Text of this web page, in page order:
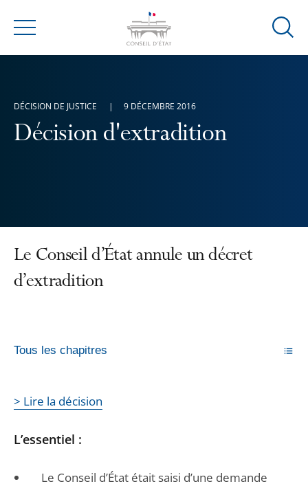
Menu
Ouvrir
Décision d'extradition
DÉCISION DE JUSTICE 9 DÉCEMBRE 2016
Le Conseil d’État annule un décret
d’extradition
Tous les chapitres
> Lire la décision
L’essentiel :
Le Conseil d’État était saisi d’une demande